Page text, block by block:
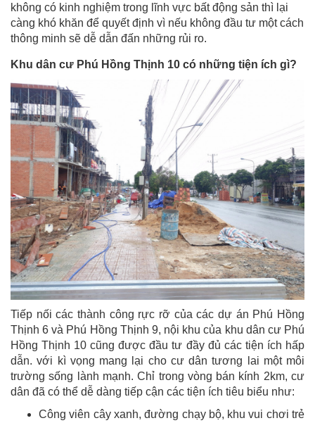
không có kinh nghiệm trong lĩnh vực bất động sản thì lại
càng khó khăn để quyết định vì nếu không đầu tư một cách
thông minh sẽ dễ dẫn đấn những rủi ro.
Khu dân cư Phú Hồng Thịnh 10 có những tiện ích gì?
Tiếp nối các thành công rực rỡ của các dự án Phú Hồng
Thịnh 6 và Phú Hồng Thịnh 9, nội khu của khu dân cư Phú
Hồng Thịnh 10 cũng được đầu tư đầy đủ các tiện ích hấp
dẫn. với kì vọng mang lại cho cư dân tương lai một môi
trường sống lành mạnh. Chỉ trong vòng bán kính 2km, cư
dân đã có thể dễ dàng tiếp cận các tiện ích tiêu biểu như:
Công viên cây xanh, đường chạy bộ, khu vui chơi trẻ